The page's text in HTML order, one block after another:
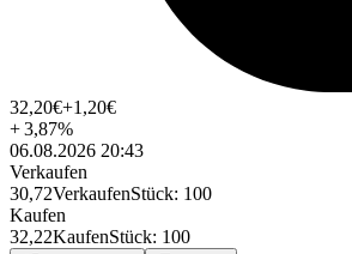
32,20€+1,20€
+3,87%
06.08.2026 20:43
Verkaufen
30,72VerkaufenStück: 100
Kaufen
32,22KaufenStück: 100